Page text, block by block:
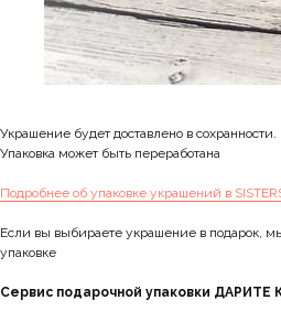
Украшение будет доставлено в сохранности.
Упаковка может быть переработана
Подробнее об упаковке украшений в
Если вы выбираете украшение в подарок,
упаковке
Сервис подарочной упаковки ДАРИТЕ